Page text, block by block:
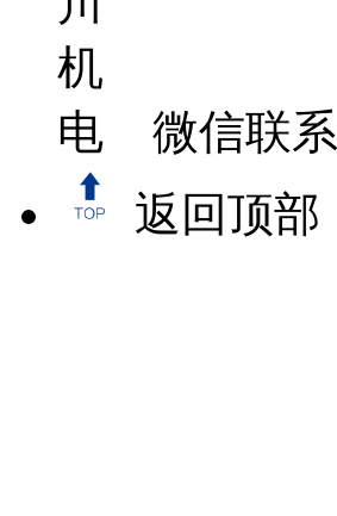
微信联系
返回顶部